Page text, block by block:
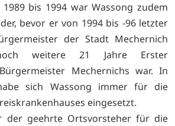
bis 1994 war Wassong zudem
bevor er von 1994 bis -96 letzter
der Stadt Mechernich
weitere 21 Jahre Erster
Mechernichs war. In
sich Wassong immer für die
eingesetzt.
der geehrte Ortsvorsteher für die